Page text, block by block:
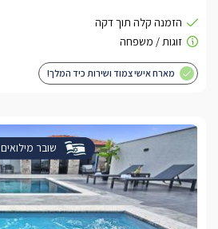
מארח אישי צמוד ושירות כיד המלך!
שובר מילואים